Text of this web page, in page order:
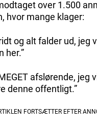
over 1.500
hvor mange klager:
og alt falder ud, jeg
her.”
afslørende, jeg
denne offentligt.”